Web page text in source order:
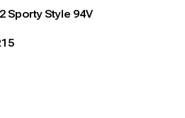
Sporty Style 94V